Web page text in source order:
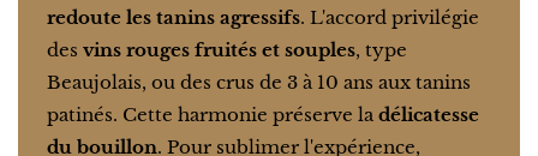
redoute les tanins agressifs. L'accord privilégie
des vins rouges fruités et souples, type
Beaujolais, ou des crus de 3 à 10 ans aux tanins
patinés. Cette harmonie préserve la délicatesse
du bouillon. Pour sublimer l'expérience,